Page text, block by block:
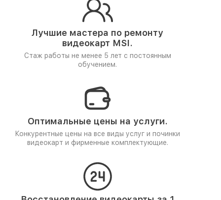
Лучшие мастера по ремонту
видеокарт MSI.
Стаж работы не менее 5 лет с постоянным
обучением.
Оптимальные цены на услуги.
Конкурентные цены на все виды услуг и починки
видеокарт и фирменные комплектующие.